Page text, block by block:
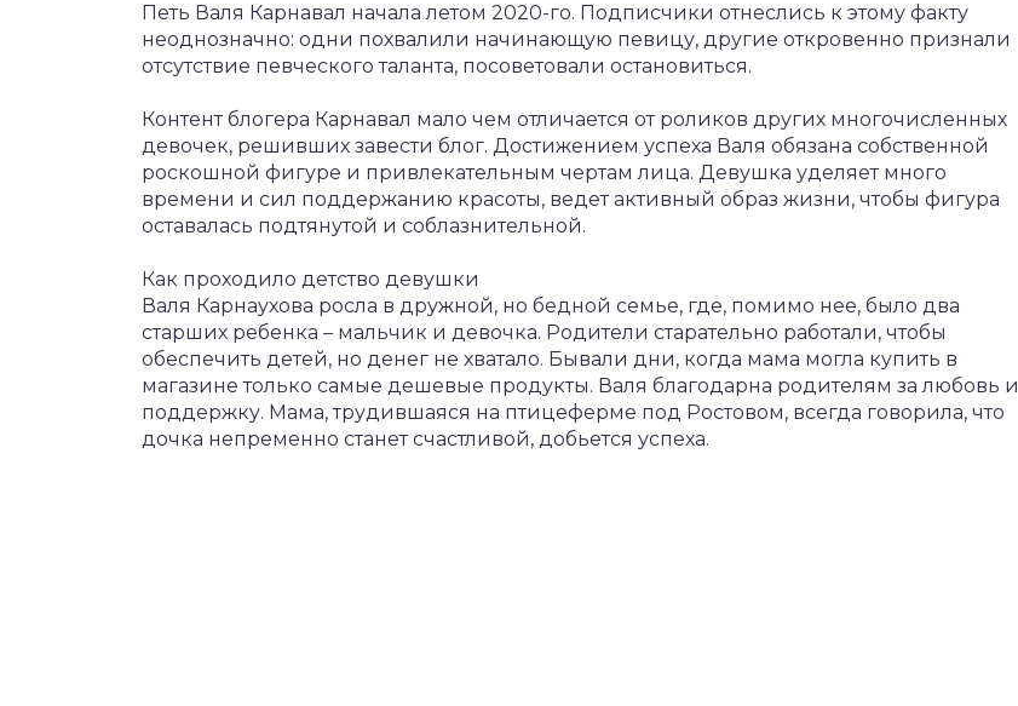
Петь Валя Карнавал начала летом 2020-го. Подписчики отнеслись к этому факту
неоднозначно: одни похвалили начинающую певицу, другие откровенно признали
отсутствие певческого таланта, посоветовали остановиться.
Контент блогера Карнавал мало чем отличается от роликов других многочисленных
девочек, решивших завести блог. Достижением успеха Валя обязана собственной
роскошной фигуре и привлекательным чертам лица. Девушка уделяет много
времени и сил поддержанию красоты, ведет активный образ жизни, чтобы фигура
оставалась подтянутой и соблазнительной.
Как проходило детство девушки
Валя Карнаухова росла в дружной, но бедной семье, где, помимо нее, было два
старших ребенка – мальчик и девочка. Родители старательно работали, чтобы
обеспечить детей, но денег не хватало. Бывали дни, когда мама могла купить в
магазине только самые дешевые продукты. Валя благодарна родителям за любовь и
поддержку. Мама, трудившаяся на птицеферме под Ростовом, всегда говорила, что
дочка непременно станет счастливой, добьется успеха.